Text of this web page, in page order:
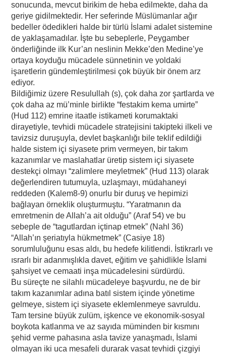
sonucunda, mevcut birikim de heba edilmekte, daha da
geriye gidilmektedir. Her seferinde Müslümanlar ağır
bedeller ödedikleri halde bir türlü İslami adalet sistemine
de yaklaşamadılar. İşte bu sebeplerle, Peygamber
önderliğinde ilk Kur’an neslinin Mekke’den Medine’ye
ortaya koyduğu mücadele sünnetinin ve yoldaki
işaretlerin gündemleştirilmesi çok büyük bir önem arz
ediyor.
Bildiğimiz üzere Resulullah (s), çok daha zor şartlarda ve
çok daha az mü’minle birlikte “festakim kema umirte”
(Hud 112) emrine itaatle istikameti korumaktaki
dirayetiyle, tevhidi mücadele stratejisini takipteki ilkeli ve
tavizsiz duruşuyla, devlet başkanlığı bile teklif edildiği
halde sistem içi siyasete prim vermeyen, bir takım
kazanımlar ve maslahatlar üretip sistem içi siyasete
destekçi olmayı “zalimlere meyletmek” (Hud 113) olarak
değerlendiren tutumuyla, uzlaşmayı, müdahaneyi
reddeden (Kalem8-9) onurlu bir duruş ve hepimizi
bağlayan örneklik oluşturmuştu. “Yaratmanın da
emretmenin de Allah’a ait olduğu” (Araf 54) ve bu
sebeple de “tagutlardan içtinap etmek” (Nahl 36)
“Allah’ın şeriatıyla hükmetmek” (Casiye 18)
sorumluluğunu esas aldı, bu hedefe kilitlendi. İstikrarlı ve
ısrarlı bir adanmışlıkla davet, eğitim ve şahidlikle İslami
şahsiyet ve cemaati inşa mücadelesini sürdürdü.
Bu süreçte ne silahlı mücadeleye başvurdu, ne de bir
takım kazanımlar adına batıl sistem içinde yönetime
gelmeye, sistem içi siyasete eklemlenmeye savruldu.
Tam tersine büyük zulüm, işkence ve ekonomik-sosyal
boykota katlanma ve az sayıda müminden bir kısmını
şehid verme pahasına asla tavize yanaşmadı, İslami
olmayan iki uca mesafeli durarak vasat tevhidi çizgiyi